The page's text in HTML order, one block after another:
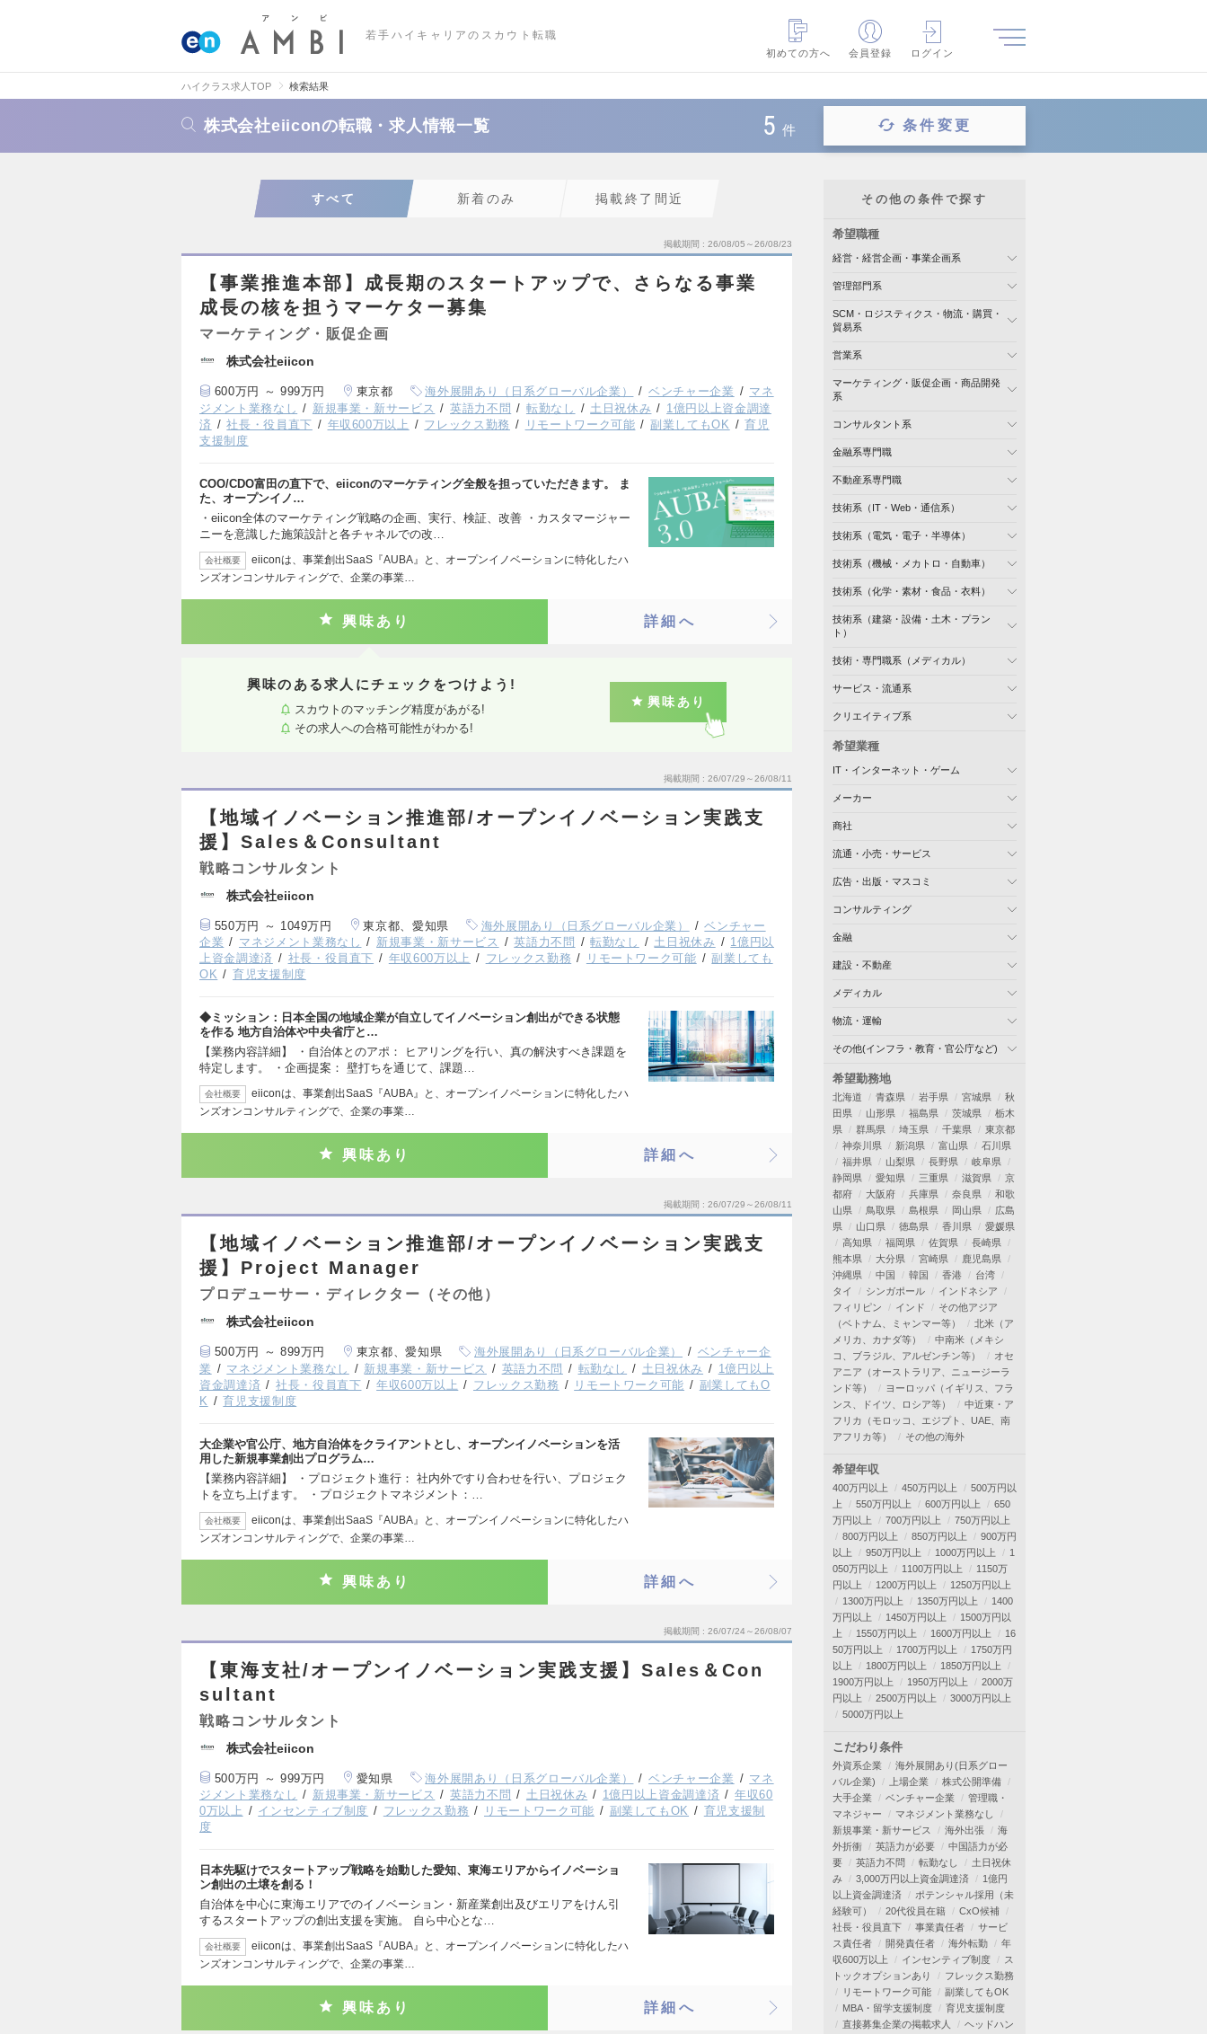
若手ハイキャリアのスカウト転職
初めての方へ
会員登録 ログイン
ハイクラス求人TOP 検索結果
株式会社eiiconの転職・求人情報一覧 5 件 条件変更
すべて 新着のみ 掲載終了間近
掲載期間 26/08/05～26/08/23
【事業推進本部】成長期のスタートアップで、さらなる事業
成長の核を担うマーケター募集
マーケティング・販促企画
株式会社eiicon
600万円 ～ 999万円 東京都 海外展開あり（日系グローバル企業） ベンチャー企業
マネ
ジメント業務なし
新規事業・新サービス 英語力不問 転勤なし 土日祝休み
1億円以上資金調達
済
社長・役員直下 年収600万以上 フレックス勤務 リモートワーク可能 副業してもOK
育児
支援制度
COO/CDO富田の直下で、eiiconのマーケティング全般を担っていただきます。 ま
た、オープンイノ…
・eiicon全体のマーケティング戦略の企画、実行、検証、改善 ・カスタマージャー
ニーを意識した施策設計と各チャネルでの改…
会社概要
eiiconは、事業創出SaaS『AUBA』と、オープンイノベーションに特化したハ
ンズオンコンサルティングで、企業の事業…
興味あり 詳細へ
興味のある求人にチェックをつけよう!
スカウトのマッチング精度があがる!
その求人への合格可能性がわかる!
興味あり
掲載期間 26/07/29～26/08/11
【地域イノベーション推進部/オープンイノベーション実践支
援】Sales＆Consultant
戦略コンサルタント
株式会社eiicon
550万円 ～ 1049万円 東京都、愛知県 海外展開あり（日系グローバル企業）
ベンチャー
企業
マネジメント業務なし 新規事業・新サービス 英語力不問 転勤なし 土日祝休み
1億円以
上資金調達済
社長・役員直下 年収600万以上 フレックス勤務 リモートワーク可能
副業しても
OK
育児支援制度
◆ミッション：日本全国の地域企業が自立してイノベーション創出ができる状態
を作る 地方自治体や中央省庁と…
【業務内容詳細】 ・自治体とのアポ： ヒアリングを行い、真の解決すべき課題を
特定します。 ・企画提案： 壁打ちを通じて、課題…
会社概要
eiiconは、事業創出SaaS『AUBA』と、オープンイノベーションに特化したハ
ンズオンコンサルティングで、企業の事業…
興味あり 詳細へ
掲載期間 26/07/29～26/08/11
【地域イノベーション推進部/オープンイノベーション実践支
援】Project Manager
プロデューサー・ディレクター（その他）
株式会社eiicon
500万円 ～ 899万円 東京都、愛知県 海外展開あり（日系グローバル企業）
ベンチャー企
業
マネジメント業務なし 新規事業・新サービス 英語力不問 転勤なし 土日祝休み
1億円以上
資金調達済
社長・役員直下 年収600万以上 フレックス勤務 リモートワーク可能
副業してもO
K
育児支援制度
大企業や官公庁、地方自治体をクライアントとし、オープンイノベーションを活
用した新規事業創出プログラム…
【業務内容詳細】 ・プロジェクト進行： 社内外ですり合わせを行い、プロジェク
トを立ち上げます。 ・プロジェクトマネジメント：…
会社概要
eiiconは、事業創出SaaS『AUBA』と、オープンイノベーションに特化したハ
ンズオンコンサルティングで、企業の事業…
興味あり 詳細へ
掲載期間 26/07/24～26/08/07
【東海支社/オープンイノベーション実践支援】Sales＆Con
sultant
戦略コンサルタント
株式会社eiicon
500万円 ～ 999万円 愛知県 海外展開あり（日系グローバル企業） ベンチャー企業
マネ
ジメント業務なし
新規事業・新サービス 英語力不問 土日祝休み 1億円以上資金調達済
年収60
0万以上
インセンティブ制度 フレックス勤務 リモートワーク可能 副業してもOK
育児支援制
度
日本先駆けでスタートアップ戦略を始動した愛知、東海エリアからイノベーショ
ン創出の土壌を創る！
自治体を中心に東海エリアでのイノベーション・新産業創出及びエリアをけん引
するスタートアップの創出支援を実施。 自ら中心とな…
会社概要
eiiconは、事業創出SaaS『AUBA』と、オープンイノベーションに特化したハ
ンズオンコンサルティングで、企業の事業…
興味あり 詳細へ
その他の条件で探す
希望職種
経営・経営企画・事業企画系
管理部門系
SCM・ロジスティクス・物流・購買・
貿易系
営業系
マーケティング・販促企画・商品開発
系
コンサルタント系
金融系専門職
不動産系専門職
技術系（IT・Web・通信系）
技術系（電気・電子・半導体）
技術系（機械・メカトロ・自動車）
技術系（化学・素材・食品・衣料）
技術系（建築・設備・土木・プラン
ト）
技術・専門職系（メディカル）
サービス・流通系
クリエイティブ系
希望業種
IT・インターネット・ゲーム
メーカー
商社
流通・小売・サービス
広告・出版・マスコミ
コンサルティング
金融
建設・不動産
メディカル
物流・運輸
その他(インフラ・教育・官公庁など)
希望勤務地
北海道 青森県 岩手県 宮城県
秋
田県
山形県 福島県 茨城県
栃木
県
群馬県 埼玉県 千葉県
東京都
神奈川県
新潟県 富山県
石川県
福井県
山梨県 長野県
岐阜県
静岡県
愛知県 三重県 滋賀県
京
都府
大阪府 兵庫県 奈良県
和歌
山県
鳥取県 島根県 岡山県
広島
県
山口県 徳島県 香川県
愛媛県
高知県
福岡県 佐賀県
長崎県
熊本県
大分県 宮崎県
鹿児島県
沖縄県
中国 韓国 香港
台湾
タイ
シンガポール
インドネシア
フィリピン
インド
その他アジア
（ベトナム、ミャンマー等）
北米（ア
メリカ、カナダ等）
中南米（メキシ
コ、ブラジル、アルゼンチン等）
オセ
アニア（オーストラリア、ニュージーラ
ンド等）
ヨーロッパ（イギリス、フラ
ンス、ドイツ、ロシア等）
中近東・ア
フリカ（モロッコ、エジプト、UAE、南
アフリカ等）
その他の海外
希望年収
400万円以上 450万円以上
500万円以
上
550万円以上 600万円以上
650
万円以上
700万円以上
750万円以上
800万円以上
850万円以上
900万円
以上
950万円以上 1000万円以上
1
050万円以上
1100万円以上
1150万
円以上
1200万円以上
1250万円以上
1300万円以上
1350万円以上
1400
万円以上
1450万円以上
1500万円以
上
1550万円以上 1600万円以上
16
50万円以上
1700万円以上
1750万円
以上
1800万円以上
1850万円以上
1900万円以上
1950万円以上
2000万
円以上
2500万円以上
3000万円以上
5000万円以上
こだわり条件
外資系企業
海外展開あり(日系グロー
バル企業)
上場企業
株式公開準備
大手企業
ベンチャー企業
管理職・
マネジャー
マネジメント業務なし
新規事業・新サービス
海外出張
海
外折衝
英語力が必要
中国語力が必
要
英語力不問 転勤なし
土日祝休
み
3,000万円以上資金調達済
1億円
以上資金調達済
ポテンシャル採用（未
経験可）
20代役員在籍
CxO候補
社長・役員直下
事業責任者
サービ
ス責任者
開発責任者 海外転勤
年
収600万以上
インセンティブ制度
ス
トックオプションあり
フレックス勤務
リモートワーク可能
副業してもOK
MBA・留学支援制度
育児支援制度
直接募集企業の掲載求人
ヘッドハン